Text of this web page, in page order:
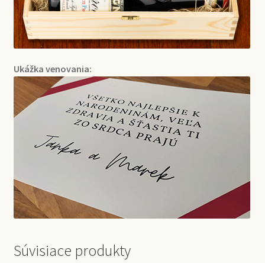
Ukážka venovania:
Súvisiace produkty